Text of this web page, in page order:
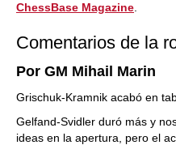
ChessBase Magazine
Comentarios de la
Por GM Mihail Marin
Grischuk-Kramnik acabó en
Gelfand-Svidler duró más y
ideas en la apertura, pero el